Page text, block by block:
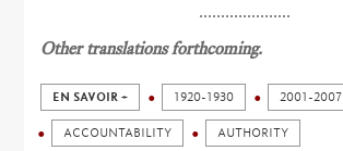
.....................
Other translations forthcoming.
EN SAVOIR + 1920-1930 2001-2007
ACCOUNTABILITY AUTHORITY